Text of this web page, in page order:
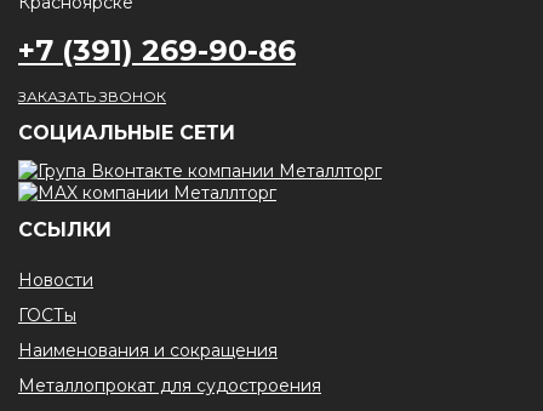
+7 (391) 269-90-86
ЗАКАЗАТЬ ЗВОНОК
CОЦИАЛЬНЫЕ СЕТИ
ССЫЛКИ
Новости
ГОСТы
Наименования и сокращения
Металлопрокат для судостроения